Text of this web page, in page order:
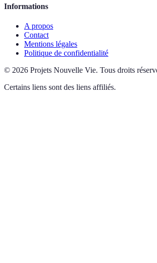
Informations
A propos
Contact
Mentions légales
Politique de confidentialité
© 2026 Projets Nouvelle Vie. Tous droits
Certains liens sont des liens affiliés.